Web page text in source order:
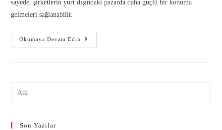
sayede, şirketlerin yurt dışındaki pazarda daha güçlü bir konuma
gelmeleri sağlanabilir.
Okumaya Devam Edin
Son Yazılar